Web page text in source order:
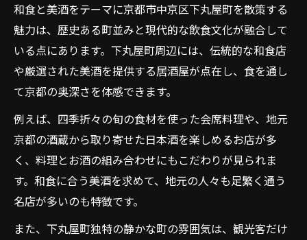
ント
下丸屋町で広がる和食の多彩な魅力
和食の奥深さを知る下丸屋町の味巡り
和食好き必見の下丸屋町体験案内
和食好きが満足する下丸屋町の見どころ
和食体験に最適な下丸屋町の過ごし方
下丸屋町で和食の魅力を味わう方法
和食好きがリピートする下丸屋町の秘密
和食と美酒を満喫できる下丸屋町案内
迷わず行ける下丸屋町の和食通り道
和食と美酒をテーマに京都市中京区下丸屋町を散策する
魅力は、歴史ある町並みと現代的な飲食文化が融合して
いる点にあります。下丸屋町周辺には、伝統的な和食店
や厳選された美酒を提供する居酒屋が点在し、食を通し
て京都の奥深さを体感できます。
例えば、四季折々の旬の食材を使った会席料理や、地元
京都の酒蔵から取り寄せた日本酒を楽しめるお店が多
く、料理とお酒の組み合わせにもこだわりが見られま
す。和食に合う美酒を求めて、地元の人々も足繁く通う
名店が多いのも特徴です。
また、下丸屋町独特の静かな町の雰囲気は、観光客だけ